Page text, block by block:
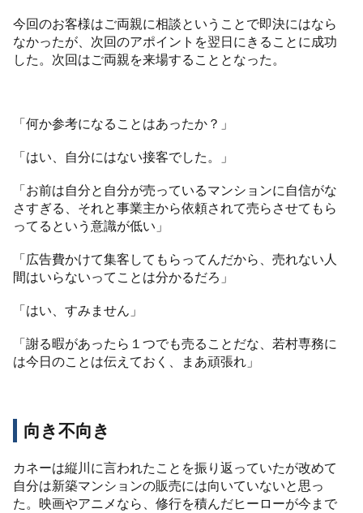
今回のお客様はご両親に相談ということで即決にはなら
なかったが、次回のアポイントを翌日にきることに成功
した。次回はご両親を来場することとなった。
「何か参考になることはあったか？」
「はい、自分にはない接客でした。」
「お前は自分と自分が売っているマンションに自信がな
さすぎる、それと事業主から依頼されて売らさせてもら
ってるという意識が低い」
「広告費かけて集客してもらってんだから、売れない人
間はいらないってことは分かるだろ」
「はい、すみません」
「謝る暇があったら１つでも売ることだな、若村専務に
は今日のことは伝えておく、まあ頑張れ」
向き不向き
カネーは縦川に言われたことを振り返っていたが改めて
自分は新築マンションの販売には向いていないと思っ
た。映画やアニメなら、修行を積んだヒーローが今まで